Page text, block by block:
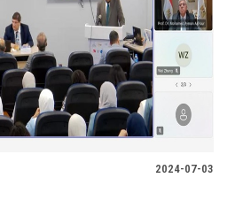
2024-07-03